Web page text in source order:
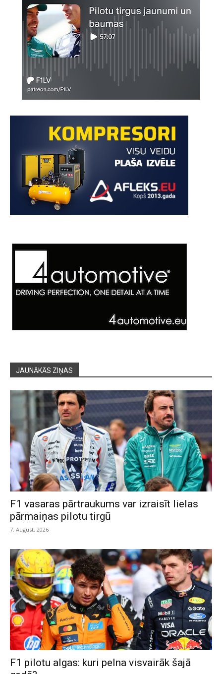
JAUNĀKĀS ZIŅAS
F1 vasaras pārtraukums var izraisīt lielas
pārmaiņas pilotu tirgū
7. August, 2026
F1 pilotu algas: kuri pelna visvairāk šajā